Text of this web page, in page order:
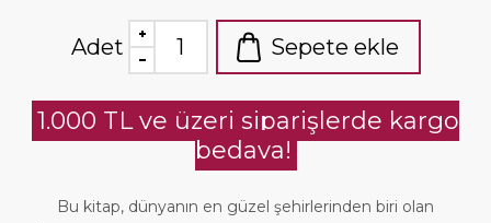
Adet Sepete ekle
1.000 TL ve üzeri siparişlerde kargo
bedava!
Bu kitap, dünyanın en güzel şehirlerinden biri olan